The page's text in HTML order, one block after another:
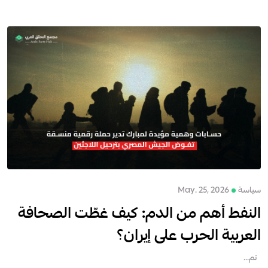
سياسة May. 25, 2026
النفط أهم من الدم: كيف غطّت الصحافة
العربية الحرب على إيران؟
تم...